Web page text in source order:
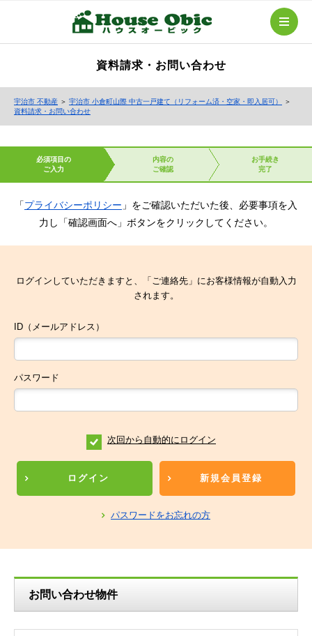
資料請求・お問い合わせ
宇治市 不動産 ＞ 宇治市 小倉町山際 中古一戸建て（リフォーム済・空家・即入居可）
＞
資料請求・お問い合わせ
必須項目の
ご入力
内容の
ご確認
お手続き
完了
「プライバシーポリシー 」をご確認いただいた後、必要事項を入
力し「確認画面へ」ボタンをクリックしてください。
ログインしていただきますと、「ご連絡先」にお客様情報が自動入力
されます。
ID（メールアドレス）
パスワード
次回から自動的にログイン
ログイン 新規会員登録
パスワードをお忘れの方
お問い合わせ物件